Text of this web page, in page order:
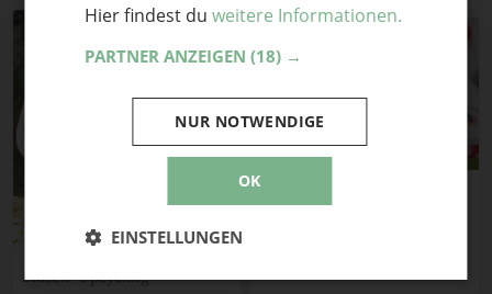
Blusen-Upcycling
„Easy-Peasy“ Sommerkleid
mit Smoknähten
Hier findest du weitere Informationen.
PARTNER ANZEIGEN (18) →
OK
NUR NOTWENDIGE
EINSTELLUNGEN